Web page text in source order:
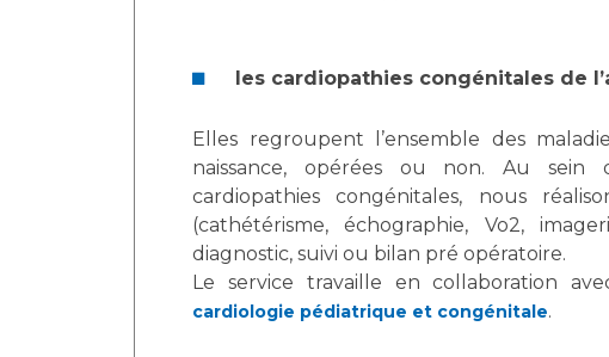
les cardiopathies congénitales de
Elles regroupent l’ensemble des
naissance, opérées ou non. Au
cardiopathies congénitales, nous
(cathétérisme, échographie, Vo2,
diagnostic, suivi ou bilan pré opératoire.
Le service travaille en collaboration
cardiologie pédiatrique et congénitale.